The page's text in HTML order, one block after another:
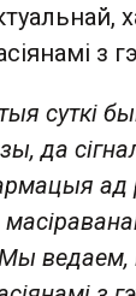
з
суткі
да
ад